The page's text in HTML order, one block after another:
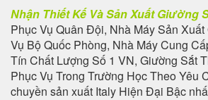
Nhận Thiết Kế Và Sản Xuất Giường
Phục Vụ Quân Đội, Nhà Máy Sản
Vụ Bộ Quốc Phòng, Nhà Máy Cung
Tín Chất Lượng Số 1 VN, Giường Sắt
Phục Vụ Trong Trường Học Theo Yêu
chuyền sản xuất Italy Hiện Đại Bậc